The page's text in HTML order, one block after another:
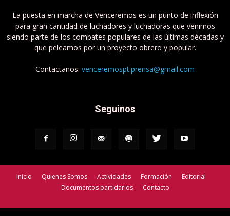
La puesta en marcha de Venceremos es un punto de inflexión
para gran cantidad de luchadores y luchadoras que venimos
siendo parte de los combates populares de las últimas décadas y
que peleamos por un proyecto obrero y popular.
Contactanos: venceremospt.prensa@gmail.com
Seguinos
Inicio Quienes Somos Actividades Formación
Editorial
Documentos partidarios
Contacto